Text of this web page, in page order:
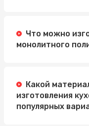
Что можно
монолитного
Какой
изготовления
популярных